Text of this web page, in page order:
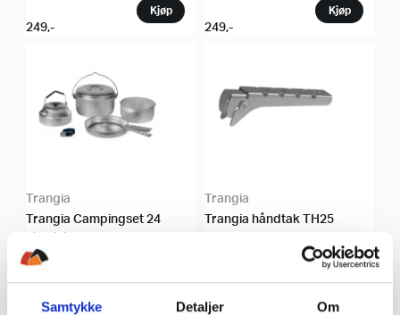
Samtykke Detaljer Om
249,- 249,-
Trangia
Trangia Campingset 24
aluminium
1.049,-
Trangia
Trangia håndtak TH25
119,-